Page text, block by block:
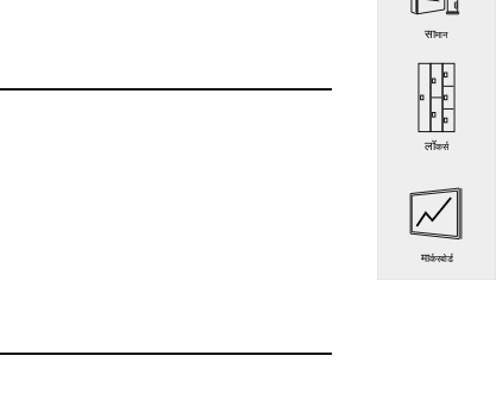
सामान
लॉकर्स
मार्करबोर्ड